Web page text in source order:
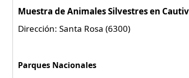
Muestra de Animales Silvestres en
Dirección: Santa Rosa (6300)
Parques Nacionales